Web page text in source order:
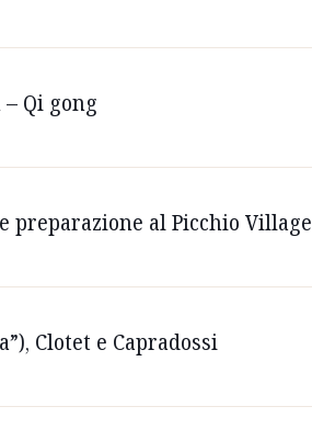
Qi gong
preparazione al Picchio Village
Clotet e Capradossi